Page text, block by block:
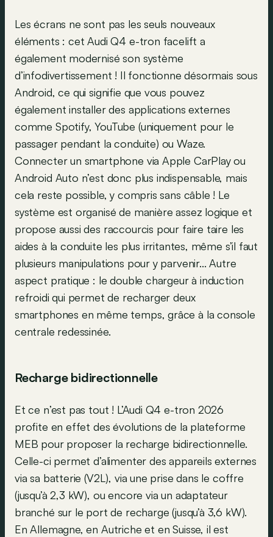
Les écrans ne sont pas les seuls nouveaux
éléments : cet Audi Q4 e-tron facelift a
également modernisé son système
d’infodivertissement ! Il fonctionne désormais sous
Android, ce qui signifie que vous pouvez
également installer des applications externes
comme Spotify, YouTube (uniquement pour le
passager pendant la conduite) ou Waze.
Connecter un smartphone via Apple CarPlay ou
Android Auto n’est donc plus indispensable, mais
cela reste possible, y compris sans câble ! Le
système est organisé de manière assez logique et
propose aussi des raccourcis pour faire taire les
aides à la conduite les plus irritantes, même s’il faut
plusieurs manipulations pour y parvenir... Autre
aspect pratique : le double chargeur à induction
refroidi qui permet de recharger deux
smartphones en même temps, grâce à la console
centrale redessinée.
Recharge bidirectionnelle
Et ce n’est pas tout ! L’Audi Q4 e-tron 2026
profite en effet des évolutions de la plateforme
MEB pour proposer la recharge bidirectionnelle.
Celle-ci permet d’alimenter des appareils externes
via sa batterie (V2L), via une prise dans le coffre
(jusqu’à 2,3 kW), ou encore via un adaptateur
branché sur le port de recharge (jusqu’à 3,6 kW).
En Allemagne, en Autriche et en Suisse, il est